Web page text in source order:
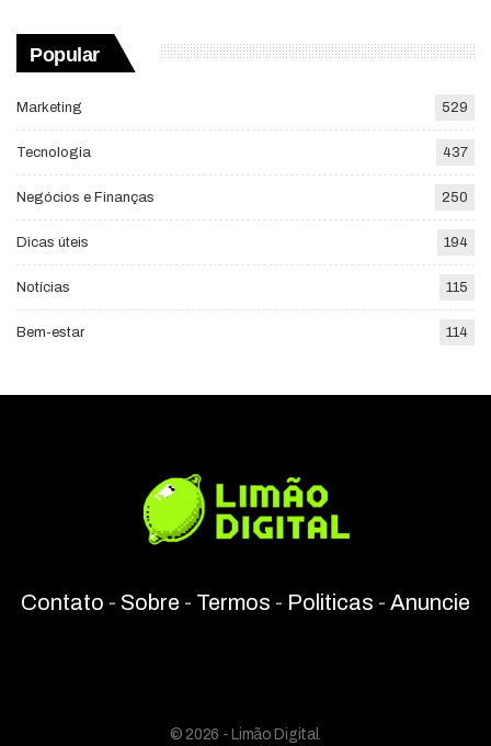
Popular
Marketing 529
Tecnologia 437
Negócios e Finanças 250
Dicas úteis 194
Notícias 115
Bem-estar 114
Contato - Sobre - Termos - Politicas - Anuncie
© 2026 - Limão Digital.